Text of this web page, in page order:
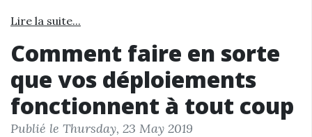
Lire la suite...
Comment faire en sorte
que vos déploiements
fonctionnent à tout coup
Publié le Thursday, 23 May 2019